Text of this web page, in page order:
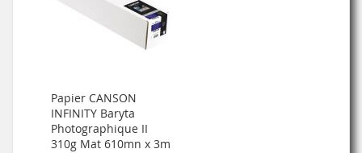
Papier CANSON
INFINITY Baryta
Photographique II
310g Mat 610mn x 3m